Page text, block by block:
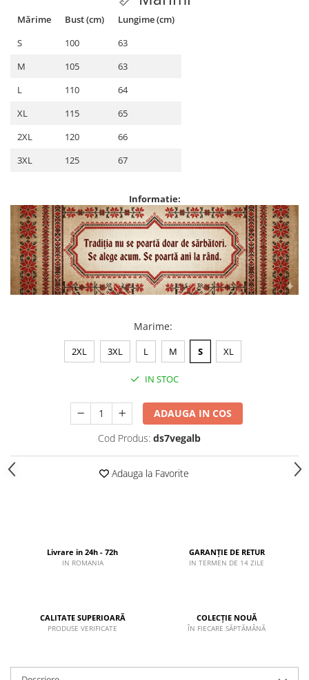
Mărime Bust (cm)
Lungime (cm)
S
100
63
M
105
63
L
110
64
XL
115
65
2XL
120
66
3XL
125 67
Informatie:
Marime:
2XL 3XL L M S XL
IN STOC
ADAUGA IN COS
Cod Produs: ds7vegalb
Adauga la Favorite
Livrare in 24h - 72h
IN ROMANIA
GARANȚIE DE RETUR
IN TERMEN DE 14 ZILE
CALITATE SUPERIOARĂ
PRODUSE VERIFICATE
COLECȚIE NOUĂ
ÎN FIECARE SĂPTĂMÂNĂ